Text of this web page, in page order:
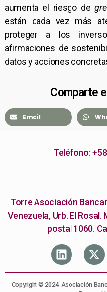
aumenta el riesgo de
están cada vez más
proteger a los
afirmaciones de
datos y acciones
Comparte
Email
Teléfono:
Torre Asociación
Venezuela, Urb. El
postal 1060.
Copyright © 2024. Asociación